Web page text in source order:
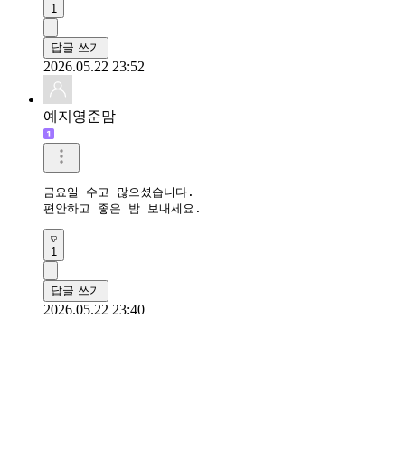
1
답글 쓰기
2026.05.22 23:52
예지영준맘
금요일 수고 많으셨습니다.
편안하고 좋은 밤 보내세요.
1
답글 쓰기
2026.05.22 23:40